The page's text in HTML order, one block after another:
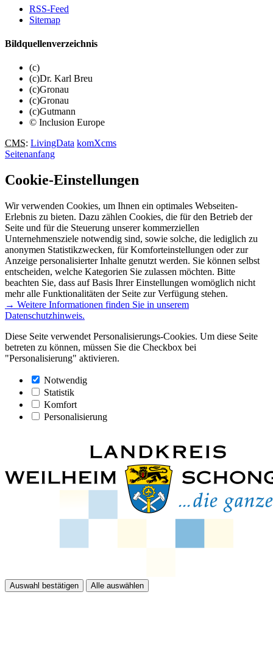
RSS-Feed
Sitemap
Bildquellenverzeichnis
(c)
(c)Dr. Karl Breu
(c)Gronau
(c)Gronau
(c)Gutmann
© Inclusion Europe
CMS: LivingData komXcms
Seitenanfang
Cookie-Einstellungen
Wir verwenden Cookies, um Ihnen ein optimales Webseiten-
Erlebnis zu bieten. Dazu zählen Cookies, die für den Betrieb der
Seite und für die Steuerung unserer kommerziellen
Unternehmensziele notwendig sind, sowie solche, die lediglich zu
anonymen Statistikzwecken, für Komforteinstellungen oder zur
Anzeige personalisierter Inhalte genutzt werden. Sie können selbst
entscheiden, welche Kategorien Sie zulassen möchten. Bitte
beachten Sie, dass auf Basis Ihrer Einstellungen womöglich nicht
mehr alle Funktionalitäten der Seite zur Verfügung stehen.
→ Weitere Informationen finden Sie in unserem
Datenschutzhinweis.
Diese Seite verwendet Personalisierungs-Cookies. Um diese Seite
betreten zu können, müssen Sie die Checkbox bei
"Personalisierung" aktivieren.
Notwendig
Statistik
Komfort
Personalisierung
Auswahl bestätigen Alle auswählen